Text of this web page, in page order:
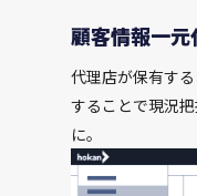
顧客情報一元
代理店が保有す
することで現況
に。